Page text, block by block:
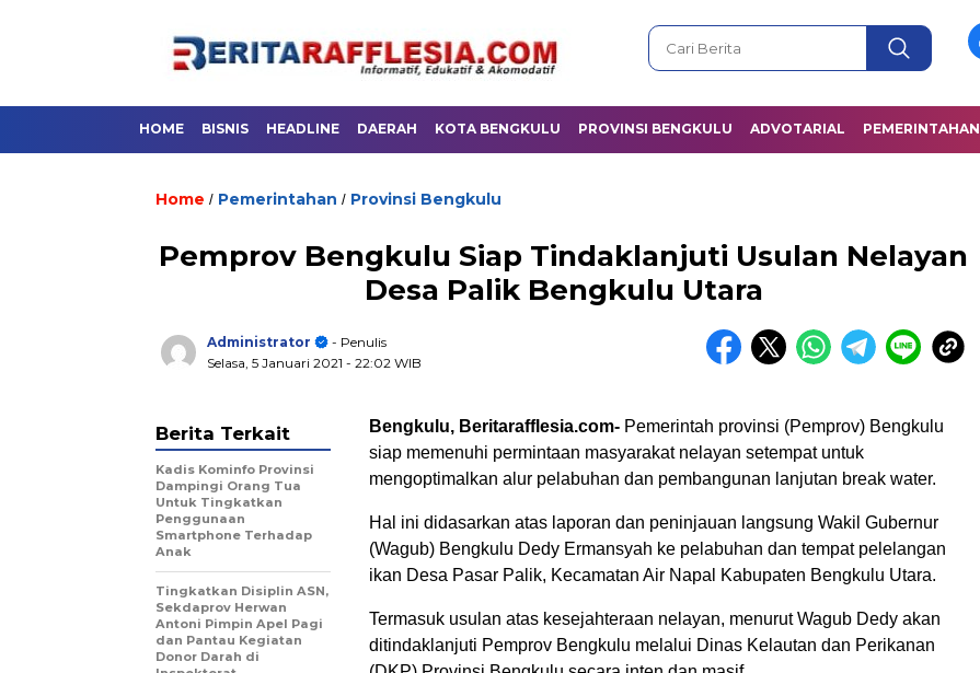
HOME BISNIS HEADLINE DAERAH KOTA BENGKULU PROVINSI BENGKULU ADVOTARIAL PEMERINTAHAN
Home / Pemerintahan / Provinsi Bengkulu
Pemprov Bengkulu Siap Tindaklanjuti Usulan Nelayan
Desa Palik Bengkulu Utara
Administrator
- Penulis
Selasa, 5 Januari 2021 - 22:02 WIB
Bengkulu, Beritarafflesia.com- Pemerintah provinsi (Pemprov) Bengkulu
siap memenuhi permintaan masyarakat nelayan setempat untuk
mengoptimalkan alur pelabuhan dan pembangunan lanjutan break water.
Hal ini didasarkan atas laporan dan peninjauan langsung Wakil Gubernur
(Wagub) Bengkulu Dedy Ermansyah ke pelabuhan dan tempat pelelangan
ikan Desa Pasar Palik, Kecamatan Air Napal Kabupaten Bengkulu Utara.
Termasuk usulan atas kesejahteraan nelayan, menurut Wagub Dedy akan
ditindaklanjuti Pemprov Bengkulu melalui Dinas Kelautan dan Perikanan
Berita Terkait
Kadis Kominfo Provinsi
Dampingi Orang Tua
Untuk Tingkatkan
Penggunaan
Smartphone Terhadap
Anak
Tingkatkan Disiplin ASN,
Sekdaprov Herwan
Antoni Pimpin Apel Pagi
dan Pantau Kegiatan
Donor Darah di